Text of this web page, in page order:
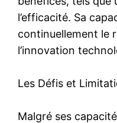
l’efficacité. Sa
continuellement le
l’innovation
Les Défis et
Malgré ses